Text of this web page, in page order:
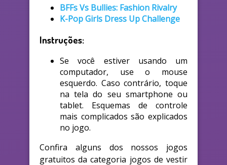
BFFs Vs Bullies: Fashion Rivalry
K-Pop Girls Dress Up Challenge
Instruções:
Se você estiver usando um
computador, use o mouse
esquerdo. Caso contrário, toque
na tela do seu smartphone ou
tablet. Esquemas de controle
mais complicados são explicados
no jogo.
Confira alguns dos nossos jogos
gratuitos da categoria jogos de vestir